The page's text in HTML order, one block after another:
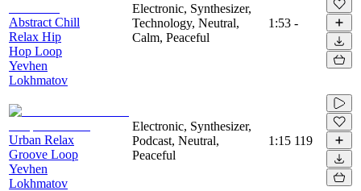
Abstract Chill
Relax Hip
Hop Loop
Yevhen
Lokhmatov
Electronic, Synthesizer,
Technology, Neutral,
Calm, Peaceful
1:53 -
Urban Relax
Groove Loop
Yevhen
Lokhmatov
Electronic, Synthesizer,
Podcast, Neutral,
Peaceful
1:15 119